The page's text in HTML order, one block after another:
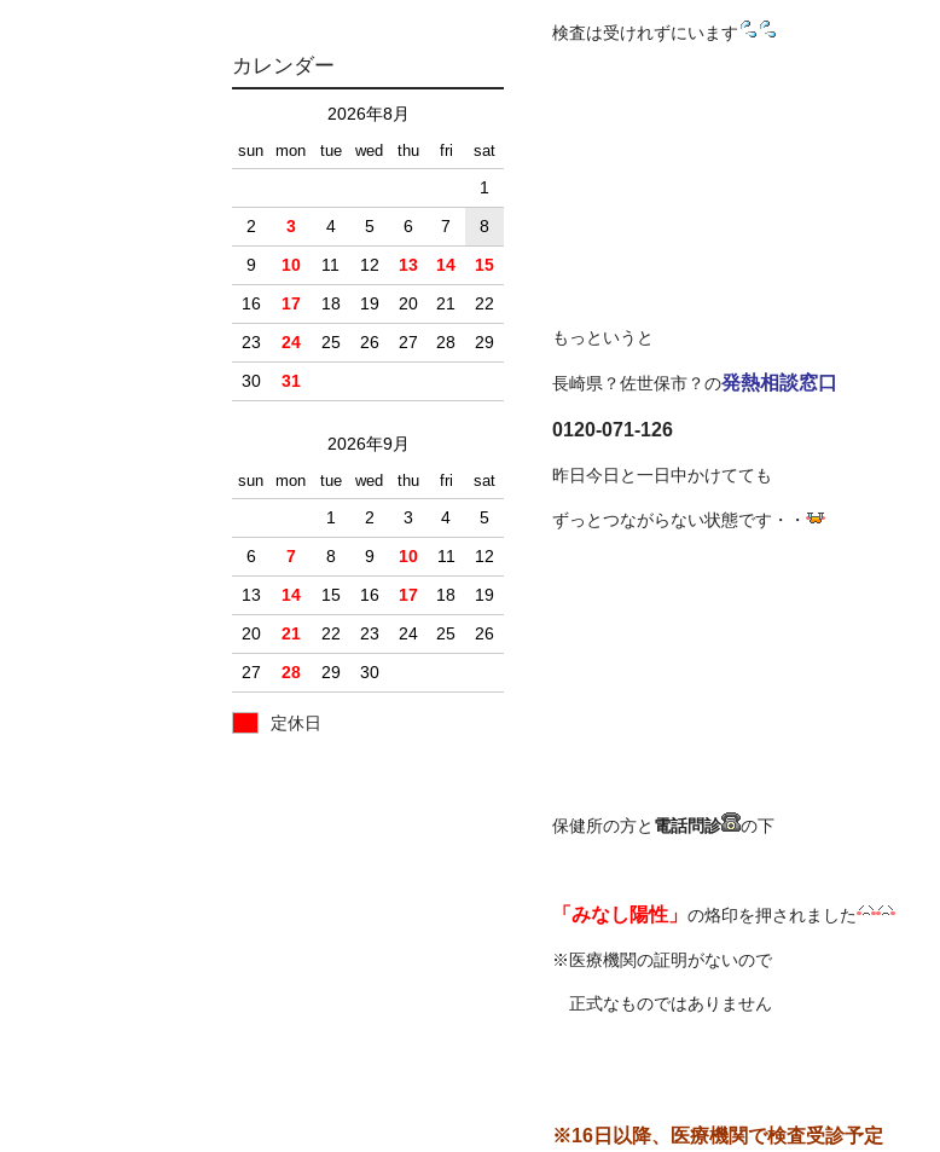
検査は受けれずにいます
もっというと
長崎県？佐世保市？の発熱相談窓口
0120-071-126
昨日今日と一日中かけてても
ずっとつながらない状態です・・
保健所の方と 電話問診 の下
「みなし陽性」 の烙印を押されました
※医療機関の証明がないので
正式なものではありません
※16日以降、医療機関で検査受診予定
カレンダー
2026年8月
sun mon tue wed thu fri sat
1
2
3 4 5 6 7
8
9
10 11 12 13 14
15
16
17 18 19 20 21
22
23
24 25 26 27 28
29
30
31
2026年9月
sun mon tue wed thu fri sat
1 2 3 4
5
6
7 8 9 10 11
12
13
14 15 16 17 18
19
20
21 22 23 24 25
26
27
28 29 30
定休日